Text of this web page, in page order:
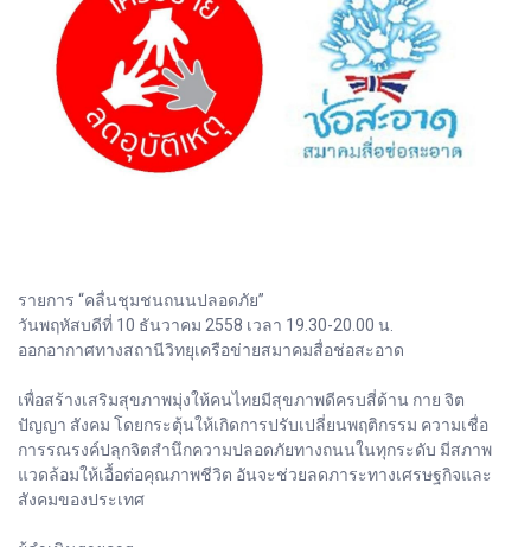
รายการ “คลื่นชุมชนถนนปลอดภัย”
วันพฤหัสบดีที่ 10 ธันวาคม 2558 เวลา 19.30-20.00 น.
ออกอากาศทางสถานีวิทยุเครือข่ายสมาคมสื่อช่อสะอาด
เพื่อสร้างเสริมสุขภาพมุ่งให้คนไทยมีสุขภาพดีครบสี่ด้าน กาย จิต
ปัญญา สังคม โดยกระตุ้นให้เกิดการปรับเปลี่ยนพฤติกรรม ความเชื่อ
การรณรงค์ปลุกจิตสำนึกความปลอดภัยทางถนนในทุกระดับ มีสภาพ
แวดล้อมให้เอื้อต่อคุณภาพชีวิต อันจะช่วยลดภาระทางเศรษฐกิจและ
สังคมของประเทศ